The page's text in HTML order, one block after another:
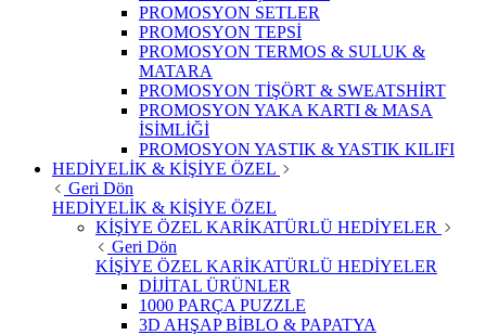
PROMOSYON SETLER
PROMOSYON TEPSİ
PROMOSYON TERMOS & SULUK &
MATARA
PROMOSYON TİŞÖRT & SWEATSHİRT
PROMOSYON YAKA KARTI & MASA
İSİMLİĞİ
PROMOSYON YASTIK & YASTIK KILIFI
HEDİYELİK & KİŞİYE ÖZEL
Geri Dön
HEDİYELİK & KİŞİYE ÖZEL
KİŞİYE ÖZEL KARİKATÜRLÜ HEDİYELER
Geri Dön
KİŞİYE ÖZEL KARİKATÜRLÜ HEDİYELER
DİJİTAL ÜRÜNLER
1000 PARÇA PUZZLE
3D AHŞAP BİBLO & PAPATYA